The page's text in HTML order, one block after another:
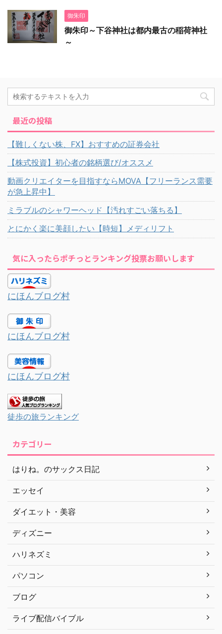
御朱印
御朱印～下谷神社は都内最古の稲荷神社
～
最近の投稿
【難しくない株、FX】おすすめの証券会社
【株式投資】初心者の銘柄選び/オススメ
動画クリエイターを目指すならMOVA【フリーランス需要
が急上昇中】
ミラブルのシャワーヘッド【汚れすごい落ちる】
とにかく楽に美顔したい【時短】メディリフト
気に入ったらポチっとランキング投票お願いします
にほんブログ村
にほんブログ村
にほんブログ村
徒歩の旅ランキング
カテゴリー
はりね。のサックス日記
エッセイ
ダイエット・美容
ディズニー
ハリネズミ
パソコン
ブログ
ライブ配信バイブル